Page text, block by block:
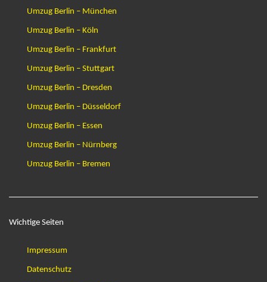
Umzug Berlin – München
Umzug Berlin – Köln
Umzug Berlin – Frankfurt
Umzug Berlin – Stuttgart
Umzug Berlin – Dresden
Umzug Berlin – Düsseldorf
Umzug Berlin – Essen
Umzug Berlin – Nürnberg
Umzug Berlin – Bremen
Wichtige Seiten
Impressum
Datenschutz